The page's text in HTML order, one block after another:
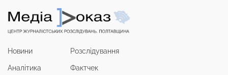
Новини
Аналітика
Розслідування
Фактчек